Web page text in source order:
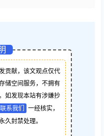
贡献，该文观点仅代
储空间服务，不拥有
如发现本站有涉嫌抄
联系我们
一经核实，
久封禁处理。